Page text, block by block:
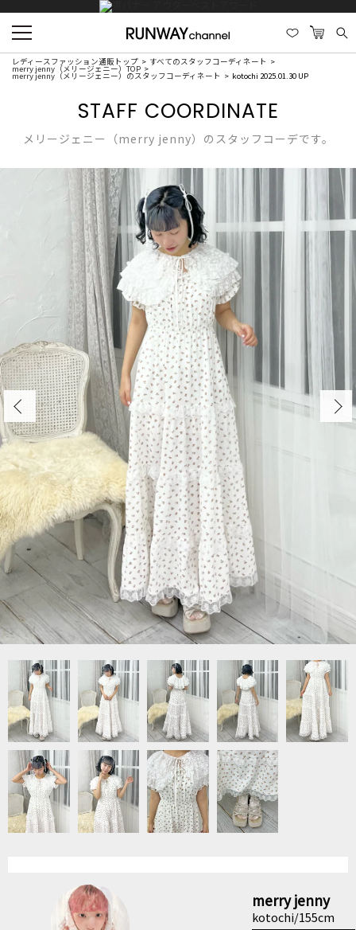
レディースファッション通販トップ すべてのスタッフコーディネート
merry jenny（メリージェニー）TOP
merry jenny（メリージェニー）のスタッフコーディネート kotochi 2025.01.30 UP
STAFF COORDINATE
メリージェニー（merry jenny）のスタッフコーデです。
merry jenny
kotochi/155cm